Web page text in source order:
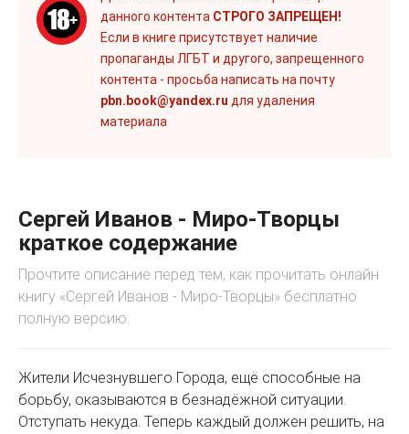
данного контента СТРОГО ЗАПРЕЩЕН!
Если в книге присутствует наличие
пропаганды ЛГБТ и другого, запрещенного
контента - просьба написать на почту
pbn.book@yandex.ru для удаления
материала
Сергей Иванов - Миро-Творцы
краткое содержание
Прочтите описание перед тем, как прочитать онлайн
книгу «Сергей Иванов - Миро-Творцы» бесплатно
полную версию:
Жители Исчезнувшего Города, ещё способные на
борьбу, оказываются в безнадёжной ситуации.
Отступать некуда. Теперь каждый должен решить, на